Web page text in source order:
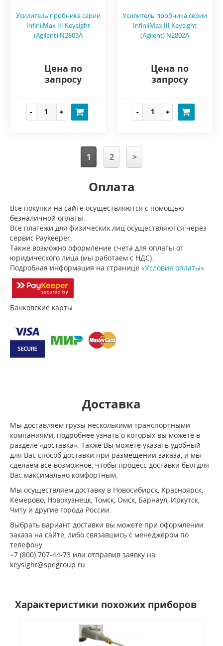
Усилитель пробника серии
InfiniiMax III Keysight
(Agilent) N2803A
Цена по
запросу
Усилитель пробника серии
InfiniiMax III Keysight
(Agilent) N2802A
Цена по
запросу
1 2 >
Оплата
Все покупки на сайте осуществляются с помощью
безналичной оплаты.
Все платежи для физических лиц осуществляются через
сервис Paykeeper.
Также возможно оформление счета для оплаты от
юридического лица (мы работаем с НДС).
Подробная информация на странице «Условия оплаты»
Банковские карты
Доставка
Мы доставляем грузы несколькими транспортными
компаниями, подробнее узнать о которых вы можете в
разделе «доставка». Также Вы можете указать удобный
для Вас способ доставки при размещении заказа, и мы
сделаем все возможное, чтобы процесс доставки был для
Вас максимально комфортным.
Мы осуществляем доставку в Новосибирск, Красноярск,
Кемерово, Новокузнецк, Томск, Омск, Барнаул, Иркутск,
Читу и другие города России.
Выбрать вариант доставки вы можете при оформлении
заказа на сайте, либо связавшись с менеджером по
телефону
+7 (800) 707-44-73 или отправив заявку на
keysight@spegroup.ru
Характеристики похожих приборов